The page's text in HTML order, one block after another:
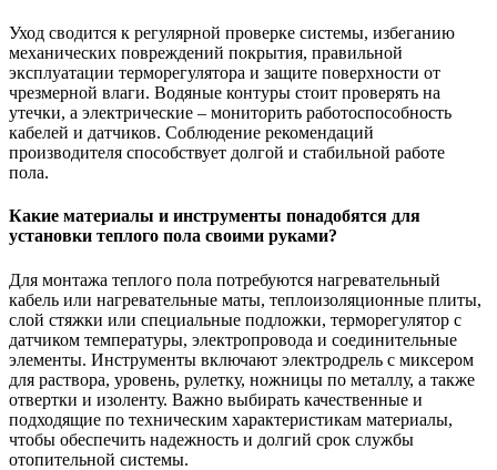
Уход сводится к регулярной проверке системы, избеганию
механических повреждений покрытия, правильной
эксплуатации терморегулятора и защите поверхности от
чрезмерной влаги. Водяные контуры стоит проверять на
утечки, а электрические – мониторить работоспособность
кабелей и датчиков. Соблюдение рекомендаций
производителя способствует долгой и стабильной работе
пола.
Какие материалы и инструменты понадобятся для
установки теплого пола своими руками?
Для монтажа теплого пола потребуются нагревательный
кабель или нагревательные маты, теплоизоляционные плиты,
слой стяжки или специальные подложки, терморегулятор с
датчиком температуры, электропровода и соединительные
элементы. Инструменты включают электродрель с миксером
для раствора, уровень, рулетку, ножницы по металлу, а также
отвертки и изоленту. Важно выбирать качественные и
подходящие по техническим характеристикам материалы,
чтобы обеспечить надежность и долгий срок службы
отопительной системы.